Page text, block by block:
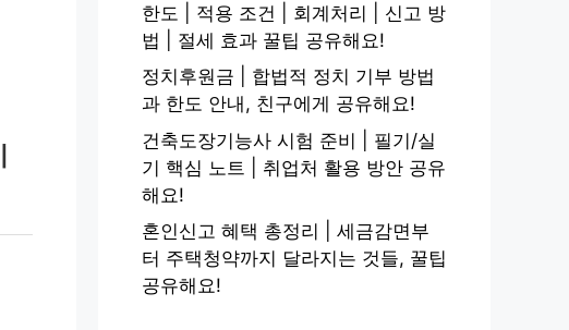
한도 | 적용 조건 | 회계처리 | 신고 방
법 | 절세 효과 꿀팁 공유해요!
정치후원금 | 합법적 정치 기부 방법
과 한도 안내, 친구에게 공유해요!
건축도장기능사 시험 준비 | 필기/실
기 핵심 노트 | 취업처 활용 방안 공유
해요!
혼인신고 혜택 총정리 | 세금감면부
터 주택청약까지 달라지는 것들, 꿀팁
공유해요!